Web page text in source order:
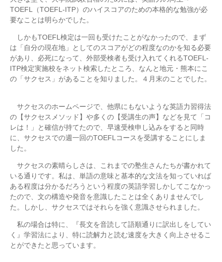
TOEFL（TOEFL-ITP）のハイスコアのための本格的な勉強が必
要なことは明らかでした。
しかもTOEFL検定は一回も受けたことがなかったので、まず
は「自分の現在地」としてのスコアがどの程度なのかを知る必要
があり、必死になって、外部受検者も受け入れてくれるTOEFL-
ITP検定実施校をネット検索したところ、なんと地元・熊本にこ
の「サクセス」があることを知りました。４月末のことでした。
サクセスのホームページで、他県にもないような英語力習得法
の【サクセスメソッド】や多くの【受講生の声】などを見て「コ
レは！」と確信が持てたので、早速受検申し込みをすると同時
に、サクセスでの週一回のTOEFLコースを受講することにしま
した。
サクセスの素晴らしさは、これまでの塾生さんたちが書かれて
いる通りです。私は、単語の意味と基本的な文法を知っていれば
ある程度は分かるだろうという程度の英語学習しかしてこなかっ
たので、文の構造や発音を意識したことは全くありませんでし
た。しかし、サクセスではそれらを強く意識させられました。
私の場合は特に、『長文を音読して語順通りに訳出しをしてい
く』学習法により、特に読解力と読む速度を大きく向上させるこ
とができたと思っています。